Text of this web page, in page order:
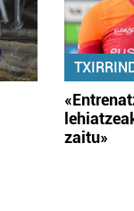
zaitu»